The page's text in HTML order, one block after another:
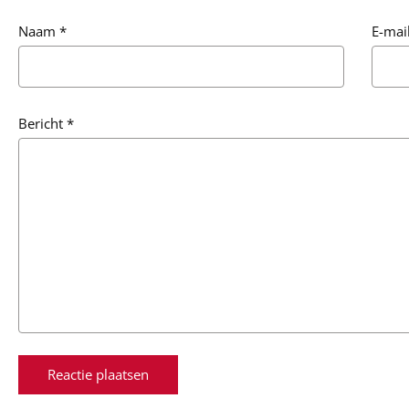
Naam * E-
Bericht *